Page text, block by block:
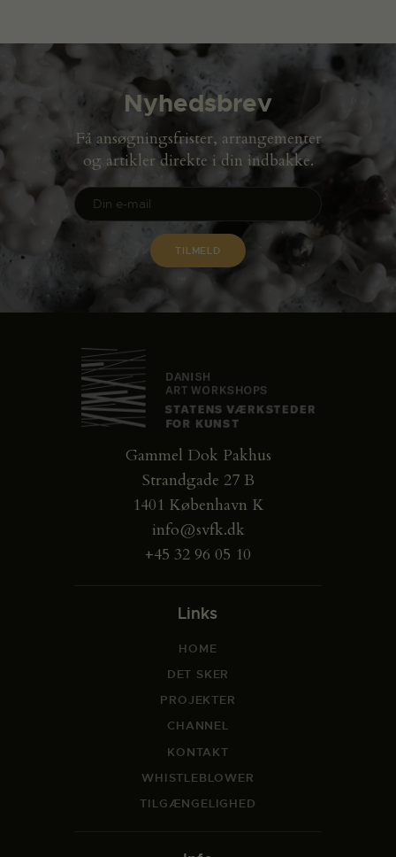
Nyhedsbrev
Få ansøgningsfrister, arrangementer
og artikler direkte i din indbakke.
Gammel Dok Pakhus
Strandgade 27 B
1401 København K
info@svfk.dk
+45 32 96 05 10
Links
HOME
DET SKER
PROJEKTER
CHANNEL
KONTAKT
WHISTLEBLOWER
TILGÆNGELIGHED